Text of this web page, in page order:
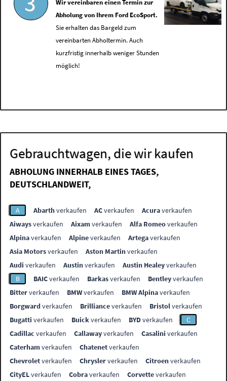
Wir vereinbaren einen Termin zur
Abholung von Ihrem Ford EcoSport.
Sie erhalten das Bargeld zum
vereinbarten Abholtermin. Auch
kurzfristig innerhalb weniger Stunden
möglich!
Gebrauchtwagen, die wir kaufen
ABHOLUNG INNERHALB EINES TAGES,
DEUTSCHLANDWEIT,
A Abarthverkaufen ACverkaufen Acuraverkaufen
Aiwaysverkaufen Aixamverkaufen Alfa Romeoverkaufen
Alpinaverkaufen Alpineverkaufen Artegaverkaufen
Asia Motorsverkaufen Aston Martinverkaufen
Audi verkaufen Austinverkaufen Austin Healeyverkaufen
B
BAICverkaufen Barkasverkaufen Bentleyverkaufen
Bitterverkaufen BMWverkaufen BMW Alpinaverkaufen
Borgwardverkaufen Brillianceverkaufen Bristolverkaufen
Bugatti verkaufen Buickverkaufen BYDverkaufen
C
Cadillac verkaufen Callawayverkaufen Casalini verkaufen
Caterhamverkaufen Chatenetverkaufen
Chevroletverkaufen Chryslerverkaufen Citroenverkaufen
CityELverkaufen Cobraverkaufen Corvetteverkaufen